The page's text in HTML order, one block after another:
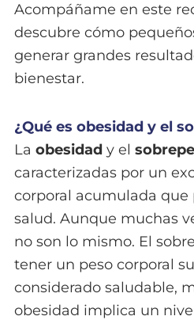
Acompáñame en este
descubre cómo
generar grandes
bienestar.
¿Qué es obesidad y el
La obesidad y el
caracterizadas por un
corporal acumulada que
salud. Aunque muchas
no son lo mismo. El
tener un peso corporal
considerado saludable,
obesidad implica un